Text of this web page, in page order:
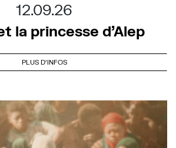
12.09.26
la princesse d’Alep
PLUS D'INFOS